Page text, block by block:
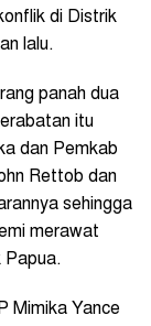
di Distrik
lalu.
panah dua
itu
dan Pemkab
Rettob dan
sehingga
merawat
Papua.
Mimika Yance